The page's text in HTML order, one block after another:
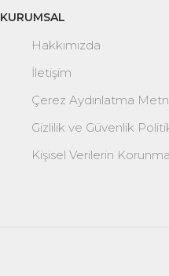
KURUMSAL
Hakkımızda
İletişim
Çerez Aydınlatma
Gizlilik ve Güvenlik
Kişisel Verilerin